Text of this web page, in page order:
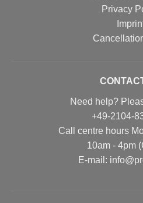
Privacy
Need help?
+49-2104-
Call centre hours
10am - 4pm
Е-mail: